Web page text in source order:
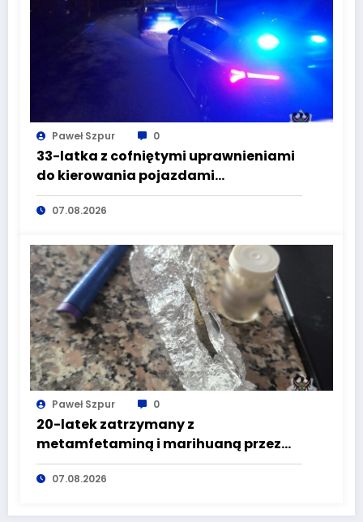
Paweł Szpur 0
33-latka z cofniętymi uprawnieniami
do kierowania pojazdami
wyeliminowana z lokalnych dróg
07.08.2026
Paweł Szpur 0
20-latek zatrzymany z
metamfetaminą i marihuaną przez
głuszyckich policjantów
07.08.2026